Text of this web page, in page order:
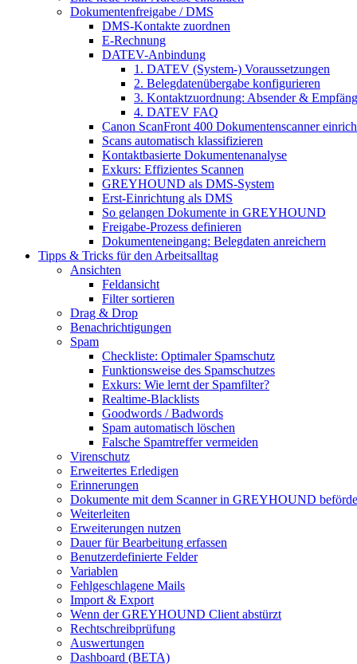
Dokumentenfreigabe / DMS
DMS-Kontakte zuordnen
E-Rechnung
DATEV-Anbindung
1. DATEV (System-) Voraussetzungen
2. Belegdatenübergabe konfigurieren
3. Kontaktzuordnung: Absender &
4. DATEV FAQ
Canon ScanFront 400 Dokumentenscanner
Scans automatisch klassifizieren
Kontaktbasierte Dokumentenanalyse
Exkurs: Effizientes Scannen
GREYHOUND als DMS-System
Erst-Einrichtung als DMS
So gelangen Dokumente in GREYHOUND
Freigabe-Prozess definieren
Dokumenteneingang: Belegdaten anreichern
Tipps & Tricks für den Arbeitsalltag
Ansichten
Feldansicht
Filter sortieren
Drag & Drop
Benachrichtigungen
Spam
Checkliste: Optimaler Spamschutz
Funktionsweise des Spamschutzes
Exkurs: Wie lernt der Spamfilter?
Realtime-Blacklists
Goodwords / Badwords
Spam automatisch löschen
Falsche Spamtreffer vermeiden
Virenschutz
Erweitertes Erledigen
Erinnerungen
Dokumente mit dem Scanner in GREYHOUND
Weiterleiten
Erweiterungen nutzen
Dauer für Bearbeitung erfassen
Benutzerdefinierte Felder
Variablen
Fehlgeschlagene Mails
Import & Export
Wenn der GREYHOUND Client abstürzt
Rechtschreibprüfung
Auswertungen
Dashboard (BETA)